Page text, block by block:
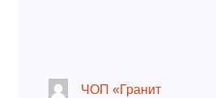
ЧОП «Гранит